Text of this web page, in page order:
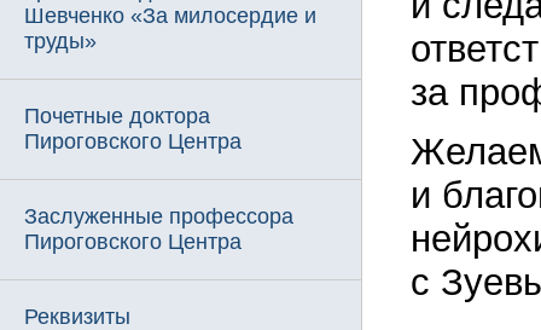
Шевченко «За милосердие и
труды»
Почетные доктора
Пироговского Центра
Заслуженные профессора
Пироговского Центра
Реквизиты
за
и
с